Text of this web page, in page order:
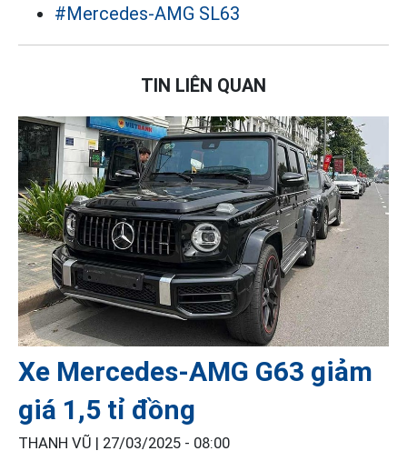
#Mercedes-AMG SL63
TIN LIÊN QUAN
Xe Mercedes-AMG G63 giảm
giá 1,5 tỉ đồng
THANH VŨ | 27/03/2025 - 08:00